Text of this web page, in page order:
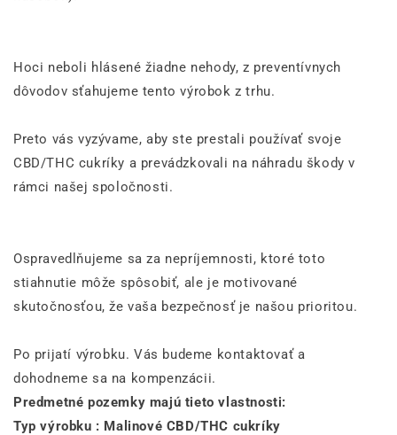
Hoci neboli hlásené žiadne nehody, z preventívnych
dôvodov sťahujeme tento výrobok z trhu.
Preto vás vyzývame, aby ste prestali používať svoje
CBD/THC cukríky a prevádzkovali na náhradu škody v
rámci našej spoločnosti.
Ospravedlňujeme sa za nepríjemnosti, ktoré toto
stiahnutie môže spôsobiť, ale je motivované
skutočnosťou, že vaša bezpečnosť je našou prioritou.
Po prijatí výrobku. Vás budeme kontaktovať a
dohodneme sa na kompenzácii.
Predmetné pozemky majú tieto vlastnosti:
Typ výrobku : Malinové CBD/THC cukríky